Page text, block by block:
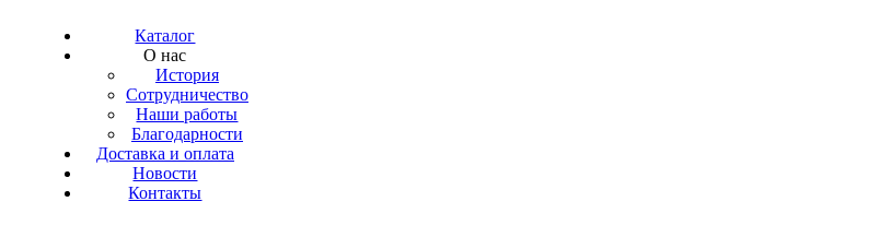
Каталог
О нас
История
Сотрудничество
Наши работы
Благодарности
Доставка и оплата
Новости
Контакты